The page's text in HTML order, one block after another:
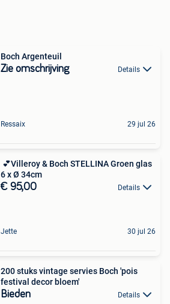
Boch Argenteuil
Zie omschrijving Details
Ressaix 29 jul 26
️ 💕Villeroy & Boch STELLINA Groen glas
6 x Ø 34cm
€ 95,00 Details
Jette 30 jul 26
200 stuks vintage servies Boch 'pois
festival decor bloem'
Bieden Details